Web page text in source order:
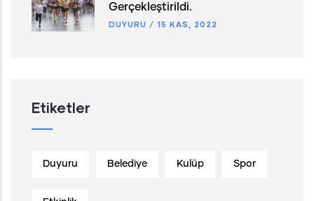
Gerçekleştirildi.
DUYURU / 15 KAS, 2022
Etiketler
Duyuru Belediye Kulüp Spor